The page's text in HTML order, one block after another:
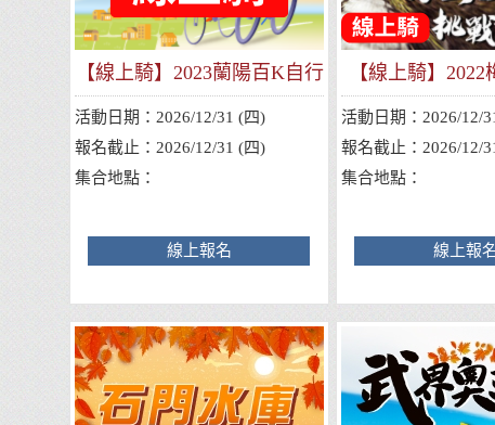
【線上騎】2023蘭陽百K自行
車挑戰賽
活動日期： 2026/12/31 (四)
報名截止： 2026/12/31 (四)
集合地點：
線上報名
【線上騎】2022
行車挑
活動日期： 2026/12/
報名截止： 2026/12/
集合地點：
線上報